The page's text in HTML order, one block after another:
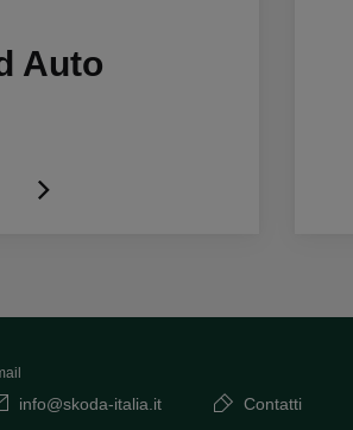
Auto
info@skoda-italia.it Contatti